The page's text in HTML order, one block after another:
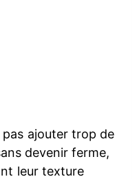
ajouter trop de
devenir ferme,
leur texture